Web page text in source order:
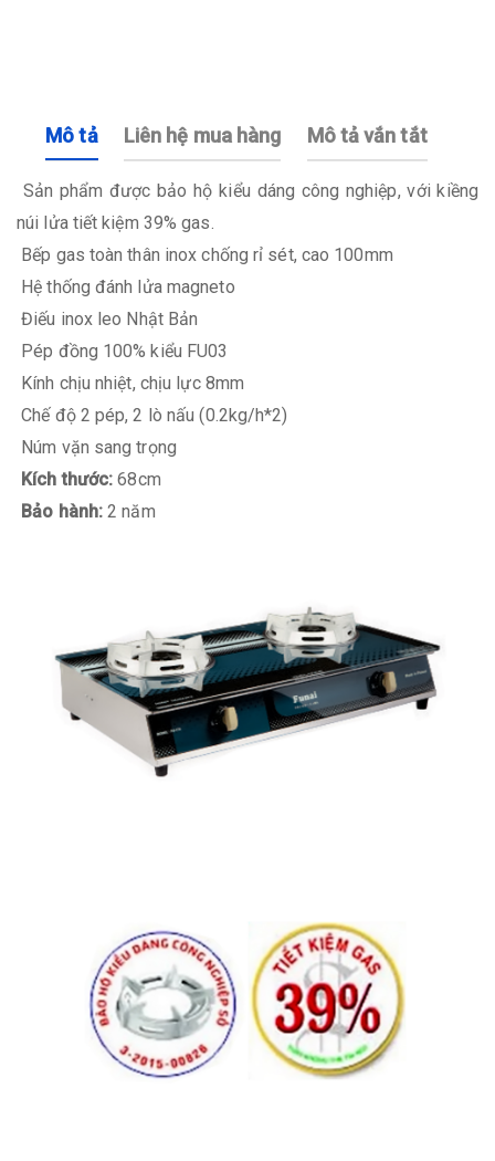
Mô tả Liên hệ mua hàng Mô tả vắn tắt
Sản phẩm được bảo hộ kiểu dáng công nghiệp, với kiềng
núi lửa tiết kiệm 39% gas.
Bếp gas toàn thân inox chống rỉ sét, cao 100mm
Hệ thống đánh lửa magneto
Điếu inox leo Nhật Bản
Pép đồng 100% kiểu FU03
Kính chịu nhiệt, chịu lực 8mm
Chế độ 2 pép, 2 lò nấu (0.2kg/h*2)
Núm vặn sang trọng
Kích thước: 68cm
Bảo hành: 2 năm